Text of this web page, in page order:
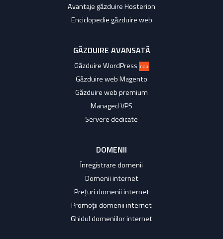
Avantaje găzduire Hosterion
Enciclopedie găzduire web
GĂZDUIRE AVANSATĂ
Găzduire WordPress nou
Găzduire web Magento
Găzduire web premium
Managed VPS
Servere dedicate
DOMENII
Înregistrare domenii
Domenii internet
Prețuri domenii internet
Promoții domenii internet
Ghidul domeniilor internet